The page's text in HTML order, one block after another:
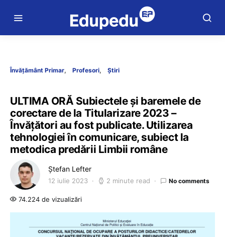
Învățământ Primar Profesori Știri
ULTIMA ORĂ Subiectele și baremele de
corectare de la Titularizare 2023 –
Învățători au fost publicate. Utilizarea
tehnologiei în comunicare, subiect la
metodica predării Limbii române
Ștefan Lefter
12 iulie 2023 2 minute read No comments
74.224 de vizualizări